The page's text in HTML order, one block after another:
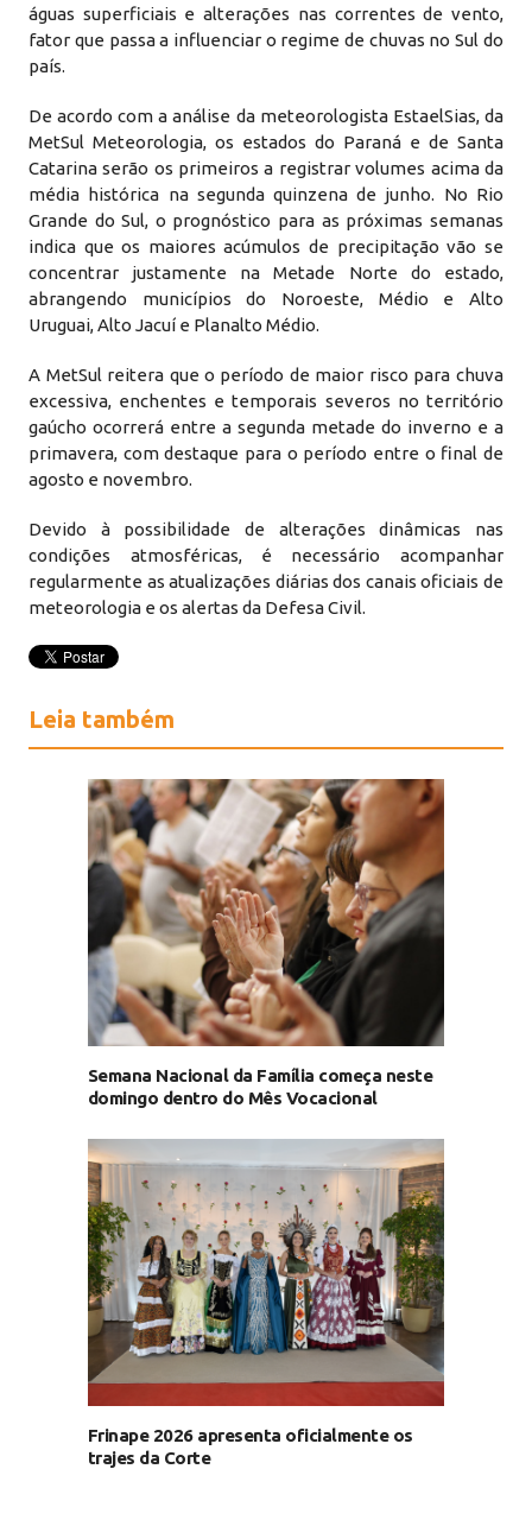
águas superficiais e alterações nas correntes de vento,
fator que passa a influenciar o regime de chuvas no Sul do
país.
De acordo com a análise da meteorologista EstaelSias, da
MetSul Meteorologia, os estados do Paraná e de Santa
Catarina serão os primeiros a registrar volumes acima da
média histórica na segunda quinzena de junho. No Rio
Grande do Sul, o prognóstico para as próximas semanas
indica que os maiores acúmulos de precipitação vão se
concentrar justamente na Metade Norte do estado,
abrangendo municípios do Noroeste, Médio e Alto
Uruguai, Alto Jacuí e Planalto Médio.
A MetSul reitera que o período de maior risco para chuva
excessiva, enchentes e temporais severos no território
gaúcho ocorrerá entre a segunda metade do inverno e a
primavera, com destaque para o período entre o final de
agosto e novembro.
Devido à possibilidade de alterações dinâmicas nas
condições atmosféricas, é necessário acompanhar
regularmente as atualizações diárias dos canais oficiais de
meteorologia e os alertas da Defesa Civil.
Leia também
Semana Nacional da Família começa neste
domingo dentro do Mês Vocacional
Frinape 2026 apresenta oficialmente os
trajes da Corte